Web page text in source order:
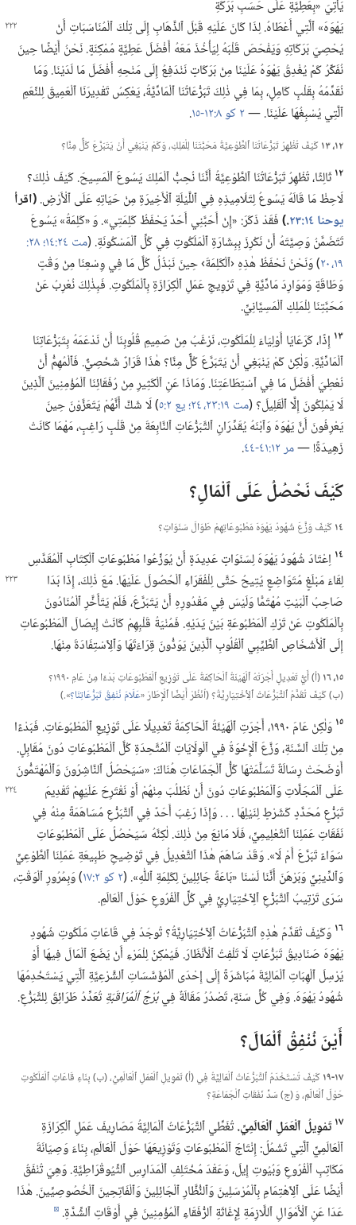
يَأْتِيَ «بِعَطِيَّةٍ عَلَى حَسَبِ بَرَكَةِ
يَهْوَهَ» ٱلَّتِي أَعْطَاهُ.‏لِذَا كَانَ عَلَيْهِ قَبْلَ ٱلذَّهَابِ إِلَى تِلْكَ ٱلْمُنَاسَبَاتِ أَنْ
يُحْصِيَ بَرَكَاتِهِ وَيَفْحَصَ قَلْبَهُ لِيَأْخُذَ مَعَهُ أَفْضَلَ عَطِيَّةٍ مُمْكِنَةٍ.‏ نَحْنُ أَيْضًا حِينَ
نُفَكِّرُ كَمْ يُغْدِقُ يَهْوَهُ عَلَيْنَا مِنْ بَرَكَاتٍ نَنْدَفِعُ إِلَى مَنْحِهِ أَفْضَلَ مَا لَدَيْنَا.‏ وَمَا
نُقَدِّمُهُ بِقَلْبٍ كَامِلٍ،‏ بِمَا فِي ذٰلِكَ تَبَرُّعَاتُنَا ٱلْمَادِّيَّةُ،‏ يَعْكِسُ تَقْدِيرَنَا ٱلْعَمِيقَ لِلنِّعَمِ
ٱلَّتِي يُسْبِغُهَا عَلَيْنَا.‏ —‏٢ كو ٨:‏​١٢-‏١٥ ‏.‏
١٢،‏ ١٣
كَيْفَ تُظْهِرُ تَبَرُّعَاتُنَا ٱلطَّوْعِيَّةُ مَحَبَّتَنَا لِلْمَلِكِ،‏ وَكَمْ يَنْبَغِي أَنْ يَتَبَرَّعَ كُلٌّ مِنَّا؟‏
١٢ ثَالِثًا،‏ تُظْهِرُ تَبَرُّعَاتُنَا ٱلطَّوْعِيَّةُ أَنَّنَا نُحِبُّ ٱلْمَلِكَ يَسُوعَ ٱلْمَسِيحَ.‏ كَيْفَ ذٰلِكَ؟‏
لَاحِظْ مَا قَالَهُ يَسُوعُ لِتَلَامِيذِهِ فِي ٱللَّيْلَةِ ٱلْأَخِيرَةِ مِنْ حَيَاتِهِ عَلَى ٱلْأَرْضِ.‏‏(‏اقرأ
يوحنا ١٤:‏٢٣
‏.‏)‏فَقَدْ ذَكَرَ:‏ «إِنْ أَحَبَّنِي أَحَدٌ يَحْفَظُ كَلِمَتِي».‏ وَ «كَلِمَةُ» يَسُوعَ
تَتَضَمَّنُ وَصِيَّتَهُ أَنْ نَكْرِزَ بِبِشَارَةِ ٱلْمَلَكُوتِ فِي كُلِّ ٱلْمَسْكُونَةِ.‏ (‏مت ٢٤:‏١٤؛‏
١٩،‏ ٢٠
‏)‏ وَنَحْنُ نَحْفَظُ هٰذِهِ ‹ٱلْكَلِمَةَ› حِينَ نَبْذُلُ كُلَّ مَا فِي وِسْعِنَا مِنْ وَقْتٍ
وَطَاقَةٍ وَمَوَارِدَ مَادِّيَّةٍ فِي تَرْوِيجِ عَمَلِ ٱلْكِرَازَةِ بِٱلْمَلَكُوتِ.‏ فَبِذٰلِكَ نُعْرِبُ عَنْ
مَحَبَّتِنَا لِلْمَلِكِ ٱلْمَسِيَّانِيِّ.‏
١٣ إِذًا،‏ كَرَعَايَا أَوْلِيَاءَ لِلْمَلَكُوتِ،‏ نَرْغَبُ مِنْ صَمِيمِ قُلُوبِنَا أَنْ نَدْعَمَهُ بِتَبَرُّعَاتِنَا
ٱلْمَادِّيَّةِ.‏ وَلٰكِنْ كَمْ يَنْبَغِي أَنْ يَتَبَرَّعَ كُلٌّ مِنَّا؟‏ هٰذَا قَرَارٌ شَخْصِيٌّ.‏ فَٱلْمُهِمُّ أَنْ
نُعْطِيَ أَفْضَلَ مَا فِي ٱسْتِطَاعَتِنَا.‏ وَمَاذَا عَنِ ٱلْكَثِيرِ مِنْ رُفَقَائِنَا ٱلْمُؤْمِنِينَ ٱلَّذِينَ
لَا يَمْلِكُونَ إِلَّا ٱلْقَلِيلَ؟‏ (‏مت ١٩:‏​٢٣،‏ ٢٤؛‏ يع ٢:‏٥
‏)‏ لَا شَكَّ أَنَّهُمْ يَتَعَزَّوْنَ حِينَ
يَعْرِفُونَ أَنَّ يَهْوَهَ وَٱبْنَهُ يُقَدِّرَانِ ٱلتَّبَرُّعَاتِ ٱلنَّابِعَةَ مِنْ قَلْبٍ رَاغِبٍ،‏ مَهْمَا كَانَتْ
زَهِيدَةً!‏ —‏مر ١٢:‏​٤١-‏٤٤ ‏.‏
كَيْفَ نَحْصُلُ عَلَى ٱلْمَالِ؟‏
١٤كَيْفَ وَزَّعَ شُهُودُ يَهْوَهَ مَطْبُوعَاتِهِمْ طَوَالَ سَنَوَاتٍ؟‏
١٤ اِعْتَادَ شُهُودُ يَهْوَهَ لِسَنَوَاتٍ عَدِيدَةٍ أَنْ يُوَزِّعُوا مَطْبُوعَاتِ ٱلْكِتَابِ ٱلْمُقَدَّسِ
لِقَاءَ مَبْلَغٍ مُتَوَاضِعٍ يُتِيحُ حَتَّى لِلْفُقَرَاءِ ٱلْحُصُولَعَلَيْهَا.‏ مَعَ ذٰلِكَ،‏ إِذَا بَدَا
صَاحِبُ ٱلْبَيْتِ مُهْتَمًّا وَلَيْسَ فِي مَقْدُورِهِ أَنْ يَتَبَرَّعَ،‏ فَلَمْ يَتَأَخَّرِ ٱلْمُنَادُونَ
بِٱلْمَلَكُوتِ عَنْ تَرْكِ ٱلْمَطْبُوعَةِ بَيْنَ يَدَيْهِ.‏ فَمُنْيَةُ قَلْبِهِمْ كَانَتْ إِيصَالَ ٱلْمَطْبُوعَاتِ
إِلَى ٱلْأَشْخَاصِ ٱلطَّيِّبِي ٱلْقُلُوبِ ٱلَّذِينَ يَوَدُّونَ قِرَاءَتَهَا وَٱلِٱسْتِفَادَةَ مِنْهَا.‏
١٥،‏ ١٦
(‏أ)‏ أَيُّ تَعْدِيلٍ أَجْرَتْهُ ٱلْهَيْئَةُ ٱلْحَاكِمَةُ عَلَى تَوْزِيعِ ٱلْمَطْبُوعَاتِ بَدْءًا مِنْ عَامِ ١٩٩٠؟‏
(‏ب)‏ كَيْفَ تُقَدَّمُ ٱلتَّبَرُّعَاتُ ٱلِٱخْتِيَارِيَّةُ؟‏ (‏اُنْظُرْ أَيْضًا ٱلْإِطَارَ «‏عَلَامَ نُنْفِقُ تَبَرُّعَاتِنَا؟‏‏».‏)‏
١٥
وَلٰكِنْ عَامَ ١٩٩٠،‏ أَجْرَتِ ٱلْهَيْئَةُ ٱلْحَاكِمَةُ تَعْدِيلًا عَلَى تَوْزِيعِ ٱلْمَطْبُوعَاتِ.‏ فَبَدْءًا
مِنْ تِلْكَ ٱلسَّنَةِ،‏ وَزَّعَ ٱلْإِخْوَةُ فِي ٱلْوِلَايَاتِ ٱلْمُتَّحِدَةِ كُلَّ ٱلْمَطْبُوعَاتِ دُونَ مُقَابِلٍ.‏
أَوْضَحَتْ رِسَالَةٌ تَسَلَّمَتْهَا كُلُّ ٱلْجَمَاعَاتِ هُنَاكَ:‏ «سَيَحْصُلُ ٱلنَّاشِرُونَ وَٱلْمُهْتَمُّونَ
عَلَىٱلْمَجَلَّاتِ وَٱلْمَطْبُوعَاتِ دُونَ أَنْ نَطْلُبَ مِنْهُمْ أَوْ نَقْتَرِحَ عَلَيْهِمْ تَقْدِيمَ
تَبَرُّعٍ مُحَدَّدٍ كَشَرْطٍ لِنَيْلِهَا .‏ .‏ .‏ وَإِذَا رَغِبَ أَحَدٌ فِي ٱلتَّبَرُّعِ مُسَاهَمَةً مِنْهُ فِي
نَفَقَاتِ عَمَلِنَا ٱلتَّعْلِيمِيِّ،‏ فَلَا مَانِعَ مِنْ ذٰلِكَ.‏ لٰكِنَّهُ سَيَحْصُلُ عَلَى ٱلْمَطْبُوعَاتِ
سَوَاءٌ تَبَرَّعَ أَمْ لَا».‏ وَقَدْ سَاهَمَ هٰذَا ٱلتَّعْدِيلُ فِي تَوْضِيحِ طَبِيعَةِ عَمَلِنَا ٱلطَّوْعِيِّ
وَٱلدِّينِيِّ وَبَرْهَنَ أَنَّنَا لَسْنَا «بَاعَةً جَائِلِينَ لِكَلِمَةِ ٱللّٰهِ».‏ (‏٢ كو ٢:‏١٧
‏)‏ وَبِمُرُورِ ٱلْوَقْتِ،‏
سَرَى تَرْتِيبُ ٱلتَّبَرُّعِ ٱلِٱخْتِيَارِيِّ فِي كُلِّ ٱلْفُرُوعِ حَوْلَ ٱلْعَالَمِ.‏
١٦ وَكَيْفَ تُقَدَّمُ هٰذِهِ ٱلتَّبَرُّعَاتُ ٱلِٱخْتِيَارِيَّةُ؟‏ تُوجَدُ فِي قَاعَاتِ مَلَكُوتِ شُهُودِ
يَهْوَهَ صَنَادِيقُ تَبَرُّعَاتٍ لَا تَلْفِتُ ٱلْأَنْظَارَ.‏ فَيُمْكِنُ لِلْمَرْءِ أَنْ يَضَعَ ٱلْمَالَ فِيهَا أَوْ
يُرْسِلَ ٱلْهِبَاتِ ٱلْمَالِيَّةَ مُبَاشَرَةً إِلَى إِحْدَى ٱلْمُؤَسَّسَاتِ ٱلشَّرْعِيَّةِ ٱلَّتِي يَسْتَخْدِمُهَا
شُهُودُ يَهْوَهَ.‏ وَفِي كُلِّ سَنَةٍ،‏ تَصْدُرُ مَقَالَةٌ فِيبُرْجُ ٱلْمُرَاقَبَةِتُعَدِّدُ طَرَائِقَ لِلتَّبَرُّعِ.‏
أَيْنَ نُنْفِقُ ٱلْمَالَ؟‏
١٧-‏١٩
كَيْفَ تُسْتَخْدَمُ ٱلتَّبَرُّعَاتُ ٱلْمَالِيَّةُ فِي (‏أ)‏ تَمْوِيلِ ٱلْعَمَلِ ٱلْعَالَمِيِّ،‏ (‏ب)‏ بِنَاءِ قَاعَاتِ ٱلْمَلَكُوتِ
حَوْلَ ٱلْعَالَمِ،‏ وَ (‏ج)‏ سَدِّ نَفَقَاتِ ٱلْجَمَاعَةِ؟‏
١٧ تَمْوِيلُ ٱلْعَمَلِ ٱلْعَالَمِيِّ.‏تُغَطِّي ٱلتَّبَرُّعَاتُ ٱلْمَالِيَّةُ مَصَارِيفَ عَمَلِ ٱلْكِرَازَةِ
ٱلْعَالَمِيِّ ٱلَّتِي تَشْمُلُ:‏ إِنْتَاجَ ٱلْمَطْبُوعَاتِ وَتَوْزِيعَهَا حَوْلَ ٱلْعَالَمِ،‏ بِنَاءَ وَصِيَانَةَ
مَكَاتِبِ ٱلْفُرُوعِ وَبُيُوتِ إِيلَ،‏ وَعَقْدَ مُخْتَلِفِ ٱلْمَدَارِسِ ٱلثِّيُوقْرَاطِيَّةِ.‏ وَهِيَ تُنْفَقُ
أَيْضًا عَلَى ٱلِٱهْتِمَامِ بِٱلْمُرْسَلِينَ وَٱلنُّظَّارِ ٱلْجَائِلِينَ وَٱلْفَاتِحِينَ ٱلْخُصُوصِيِّينَ.‏ هٰذَا
عَدَا عَنِ ٱلْأَمْوَالِ ٱللَّازِمَةِ لِإِغَاثَةِ ٱلرُّفَقَاءِ ٱلْمُؤْمِنِينَ فِي أَوْقَاتِ ٱلشِّدَّةِ.‏ d